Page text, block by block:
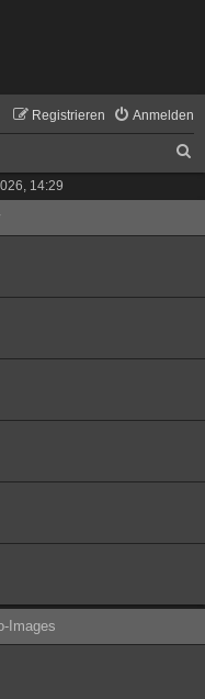
Anmelden
Registrieren
h
14:29
Images